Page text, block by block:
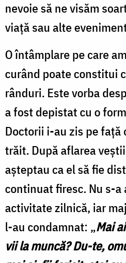
nevoie să ne visăm
viață sau alte
O întâmplare pe care
curând poate constitui
rânduri. Este vorba
a fost depistat cu o
Doctorii i-au zis pe față
trăit. După aflarea
așteptau ca el să fie
continuat firesc. Nu s-
activitate zilnică, iar
l-au condamnat: „Mai
vii la muncă? Du-te,